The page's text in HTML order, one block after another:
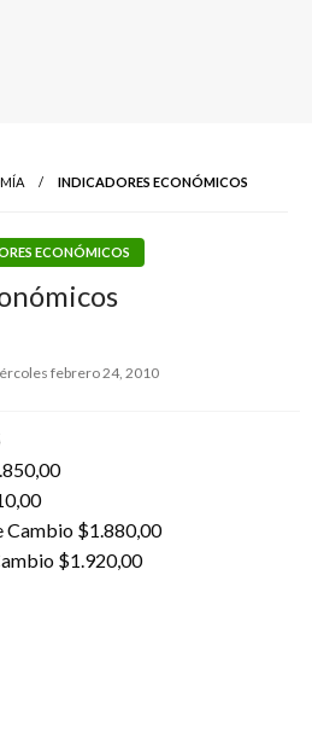
INDICADORES ECONÓMICOS
ECONÓMICOS
febrero 24, 2010
Cambio $1.880,00
$1.920,00